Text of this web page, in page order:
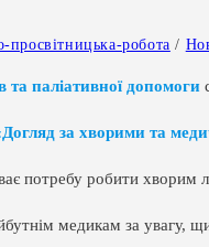
просвітницька-робота /
та паліативної допомоги
за хворими та
потребу робити
медикам за увагу,